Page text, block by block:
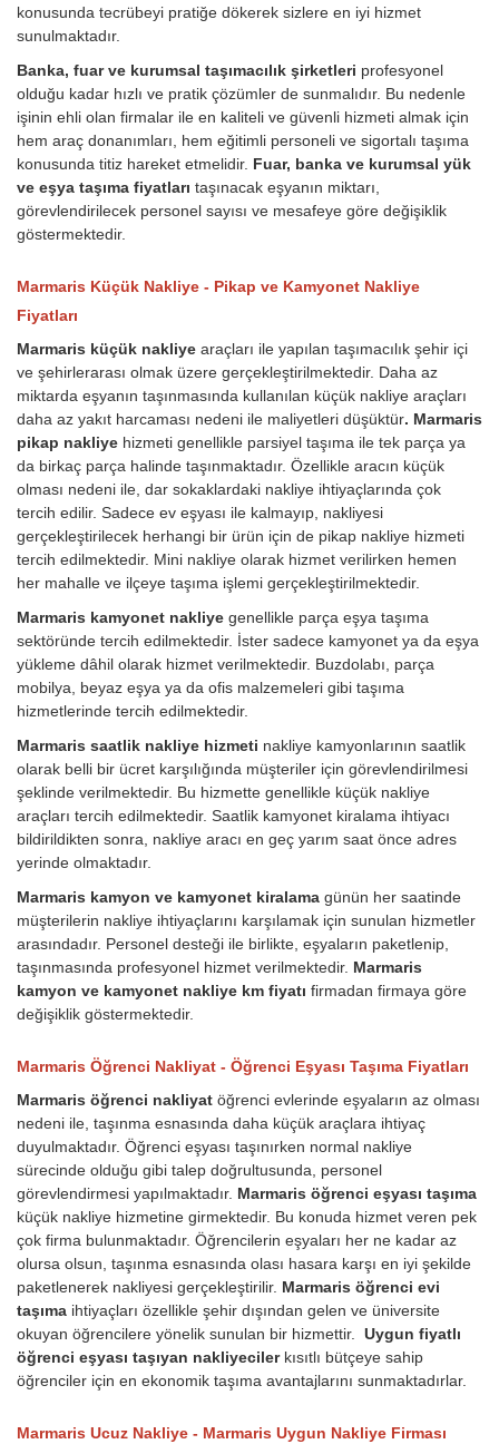
konusunda tecrübeyi pratiğe dökerek sizlere en iyi hizmet
sunulmaktadır.
Banka, fuar ve kurumsal taşımacılık şirketleri profesyonel
olduğu kadar hızlı ve pratik çözümler de sunmalıdır. Bu nedenle
işinin ehli olan firmalar ile en kaliteli ve güvenli hizmeti almak için
hem araç donanımları, hem eğitimli personeli ve sigortalı taşıma
konusunda titiz hareket etmelidir. Fuar, banka ve kurumsal yük
ve eşya taşıma fiyatları taşınacak eşyanın miktarı,
görevlendirilecek personel sayısı ve mesafeye göre değişiklik
göstermektedir.
Marmaris Küçük Nakliye - Pikap ve Kamyonet Nakliye
Fiyatları
Marmaris küçük nakliye araçları ile yapılan taşımacılık şehir içi
ve şehirlerarası olmak üzere gerçekleştirilmektedir. Daha az
miktarda eşyanın taşınmasında kullanılan küçük nakliye araçları
daha az yakıt harcaması nedeni ile maliyetleri düşüktür. Marmaris
pikap nakliye hizmeti genellikle parsiyel taşıma ile tek parça ya
da birkaç parça halinde taşınmaktadır. Özellikle aracın küçük
olması nedeni ile, dar sokaklardaki nakliye ihtiyaçlarında çok
tercih edilir. Sadece ev eşyası ile kalmayıp, nakliyesi
gerçekleştirilecek herhangi bir ürün için de pikap nakliye hizmeti
tercih edilmektedir. Mini nakliye olarak hizmet verilirken hemen
her mahalle ve ilçeye taşıma işlemi gerçekleştirilmektedir.
Marmaris kamyonet nakliye genellikle parça eşya taşıma
sektöründe tercih edilmektedir. İster sadece kamyonet ya da eşya
yükleme dâhil olarak hizmet verilmektedir. Buzdolabı, parça
mobilya, beyaz eşya ya da ofis malzemeleri gibi taşıma
hizmetlerinde tercih edilmektedir.
Marmaris saatlik nakliye hizmeti nakliye kamyonlarının saatlik
olarak belli bir ücret karşılığında müşteriler için görevlendirilmesi
şeklinde verilmektedir. Bu hizmette genellikle küçük nakliye
araçları tercih edilmektedir. Saatlik kamyonet kiralama ihtiyacı
bildirildikten sonra, nakliye aracı en geç yarım saat önce adres
yerinde olmaktadır.
Marmaris kamyon ve kamyonet kiralama günün her saatinde
müşterilerin nakliye ihtiyaçlarını karşılamak için sunulan hizmetler
arasındadır. Personel desteği ile birlikte, eşyaların paketlenip,
taşınmasında profesyonel hizmet verilmektedir. Marmaris
kamyon ve kamyonet nakliye km fiyatı firmadan firmaya göre
değişiklik göstermektedir.
Marmaris Öğrenci Nakliyat - Öğrenci Eşyası Taşıma Fiyatları
Marmaris öğrenci nakliyat öğrenci evlerinde eşyaların az olması
nedeni ile, taşınma esnasında daha küçük araçlara ihtiyaç
duyulmaktadır. Öğrenci eşyası taşınırken normal nakliye
sürecinde olduğu gibi talep doğrultusunda, personel
görevlendirmesi yapılmaktadır. Marmaris öğrenci eşyası taşıma
küçük nakliye hizmetine girmektedir. Bu konuda hizmet veren pek
çok firma bulunmaktadır. Öğrencilerin eşyaları her ne kadar az
olursa olsun, taşınma esnasında olası hasara karşı en iyi şekilde
paketlenerek nakliyesi gerçekleştirilir. Marmaris öğrenci evi
taşıma ihtiyaçları özellikle şehir dışından gelen ve üniversite
okuyan öğrencilere yönelik sunulan bir hizmettir. Uygun fiyatlı
öğrenci eşyası taşıyan nakliyeciler kısıtlı bütçeye sahip
öğrenciler için en ekonomik taşıma avantajlarını sunmaktadırlar.
Marmaris Ucuz Nakliye - Marmaris Uygun Nakliye Firması